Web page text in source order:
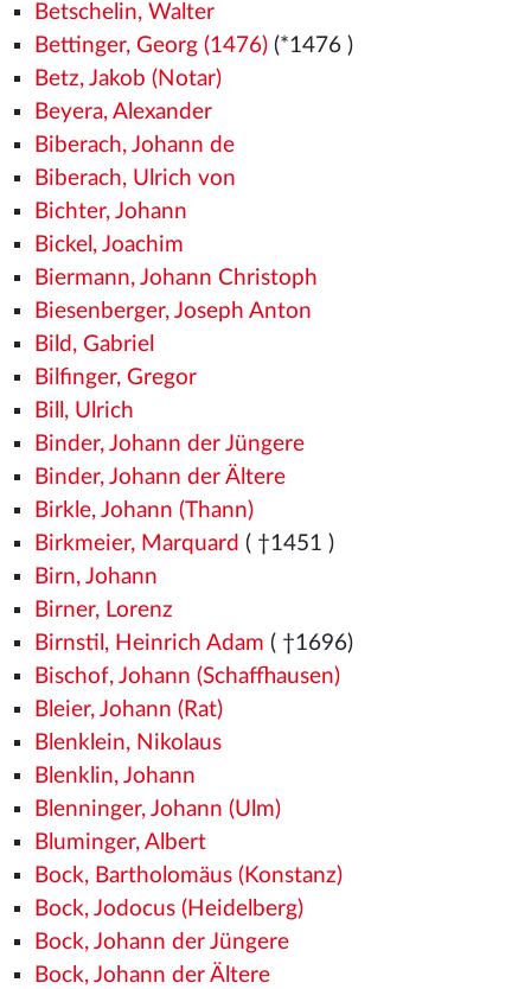
Betschelin, Walter
Bettinger, Georg (1476)(*1476 )
Betz, Jakob (Notar)
Beyera, Alexander
Biberach, Johann de
Biberach, Ulrich von
Bichter, Johann
Bickel, Joachim
Biermann, Johann Christoph
Biesenberger, Joseph Anton
Bild, Gabriel
Bilfinger, Gregor
Bill, Ulrich
Binder, Johann der Jüngere
Binder, Johann der Ältere
Birkle, Johann (Thann)
Birkmeier, Marquard ( †1451 )
Birn, Johann
Birner, Lorenz
Birnstil, Heinrich Adam ( †1696)
Bischof, Johann (Schaffhausen)
Bleier, Johann (Rat)
Blenklein, Nikolaus
Blenklin, Johann
Blenninger, Johann (Ulm)
Bluminger, Albert
Bock, Bartholomäus (Konstanz)
Bock, Jodocus (Heidelberg)
Bock, Johann der Jüngere
Bock, Johann der Ältere